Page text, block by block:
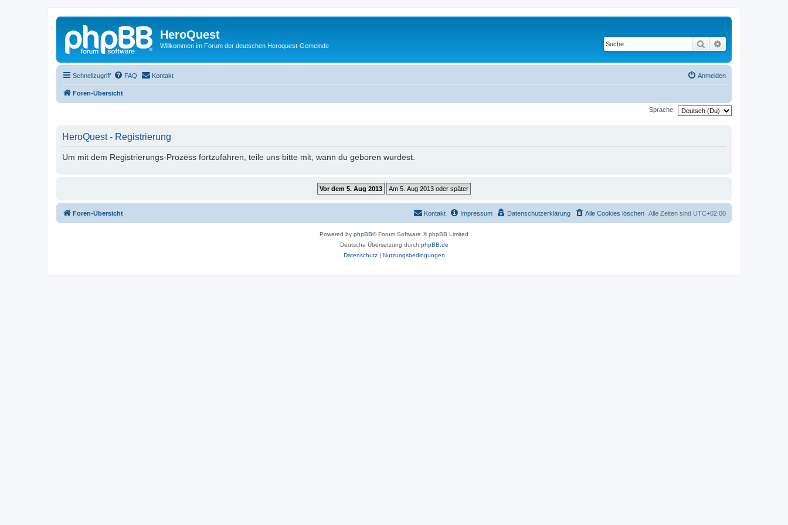
HeroQuest
Willkommen im Forum der deutschen Heroquest-Gemeinde Suche
Schnellzugriff FAQ Kontakt Anmelden
Foren-Übersicht
Sprache:
HeroQuest - Registrierung
Um mit dem Registrierungs-Prozess fortzufahren, teile uns bitte mit, wann du geboren wurdest.
Foren-Übersicht Alle Zeiten sind UTC+02:00
Alle Cookies löschen
Datenschutzerklärung
Impressum
Kontakt
Powered by phpBB® Forum Software © phpBB Limited
Deutsche Übersetzung durch phpBB.de
Datenschutz| Nutzungsbedingungen